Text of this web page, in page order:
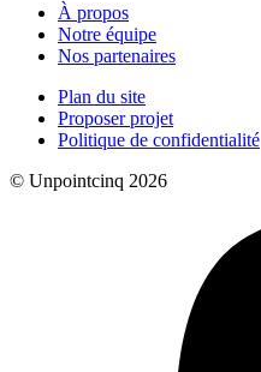
À propos
Notre équipe
Nos partenaires
Plan du site
Proposer projet
Politique de confidentialité
© Unpointcinq 2026